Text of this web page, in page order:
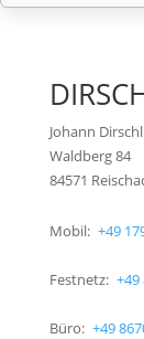
Johann Dirschl
Waldberg 84
84571
Mobil: +49
Festnetz: +49
Büro: +49